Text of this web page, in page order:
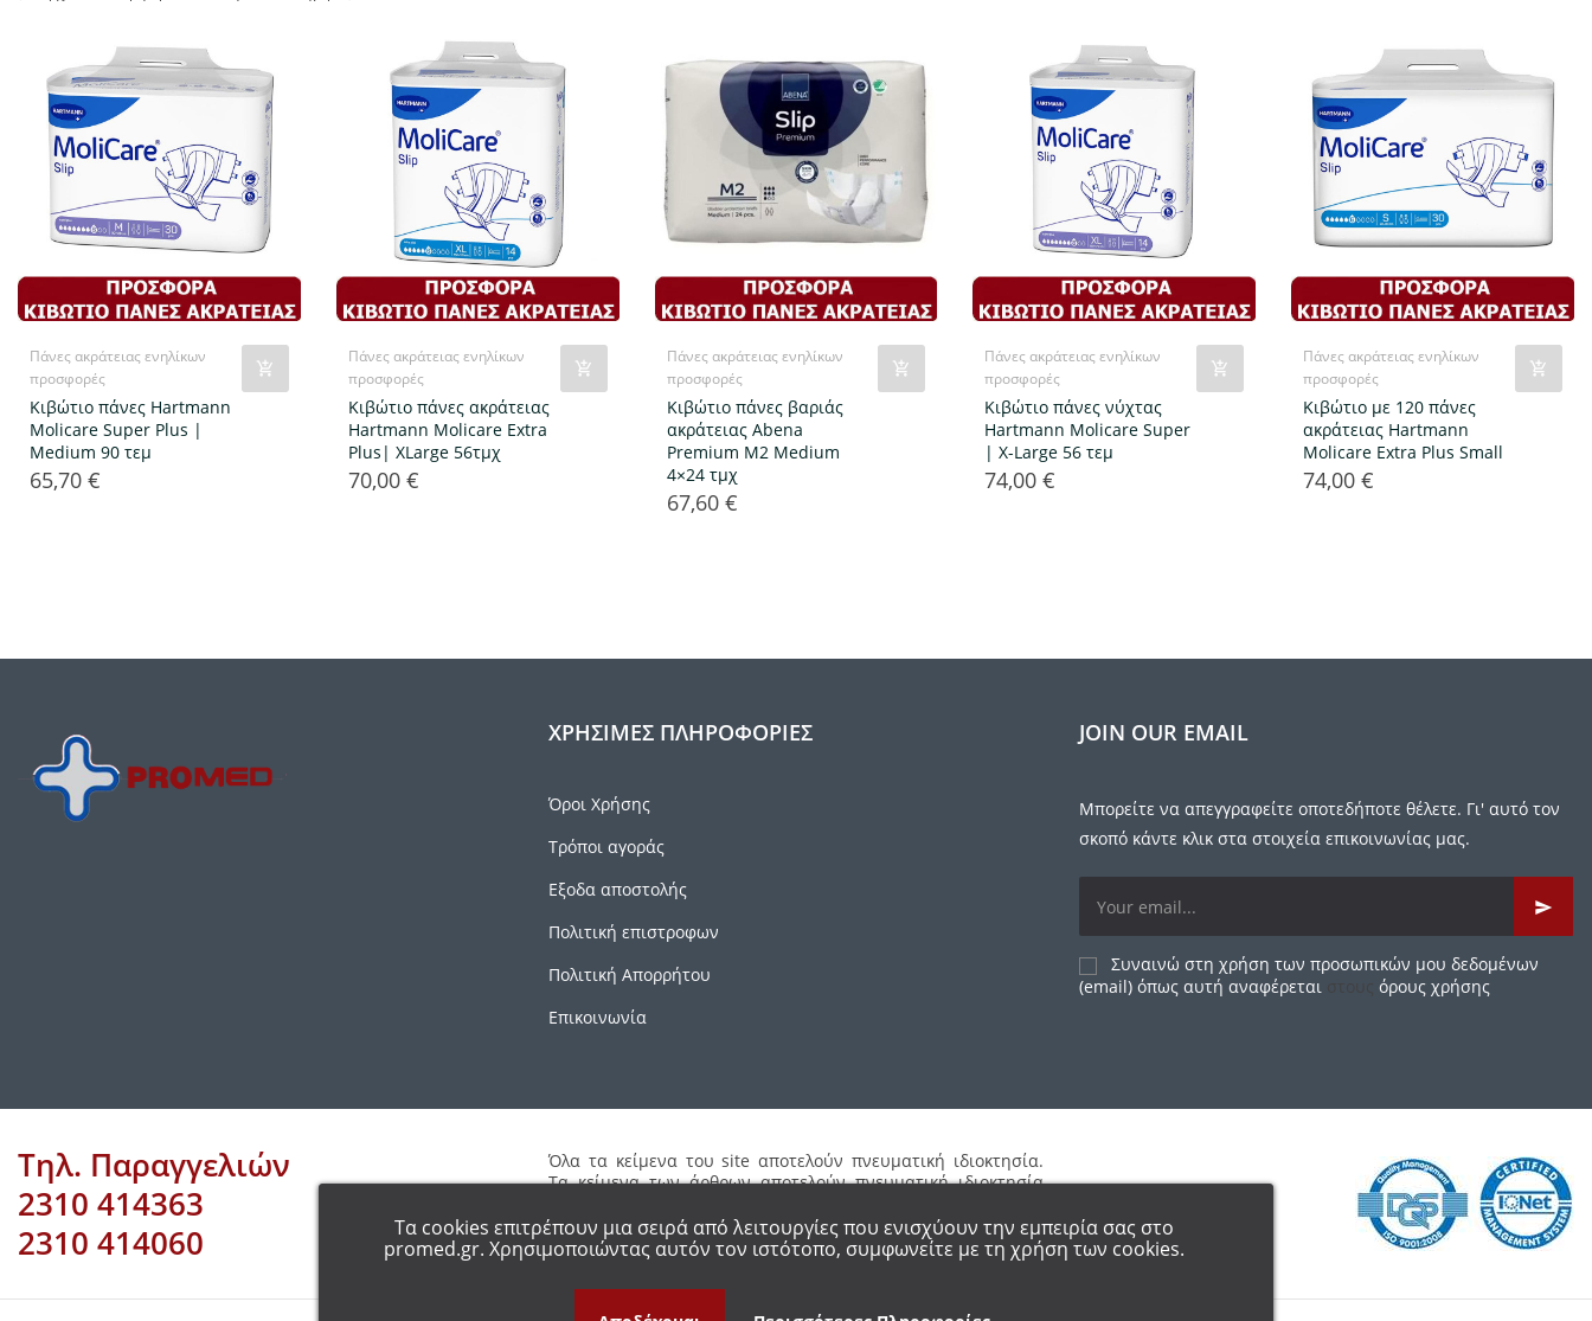
Τα cookies επιτρέπουν μια σειρά από λειτουργίες που ενισχύουν την εμπειρία σας στο
promed.gr. Χρησιμοποιώντας αυτόν τον ιστότοπο, συμφωνείτε με τη χρήση των cookies.
Πάνες ακράτειας ενηλίκων
προσφορές
Κιβώτιο πάνες Hartmann
Molicare Super Plus |
Medium 90 τεμ
Τιμή
65,70 €
Πάνες ακράτειας ενηλίκων
προσφορές
Κιβώτιο πάνες ακράτειας
Hartmann Molicare Extra
Plus| XLarge 56τμχ
Τιμή
70,00 €
Πάνες ακράτειας ενηλίκων
προσφορές
Κιβώτιο πάνες βαριάς
ακράτειας Abena
Premium Μ2 Medium
4×24 τμχ
Τιμή
67,60 €
Πάνες ακράτειας ενηλίκων
προσφορές
Κιβώτιο πάνες νύχτας
Hartmann Molicare Super
| X-Large 56 τεμ
Τιμή
74,00 €
Πάνες ακράτειας ενηλίκων
προσφορές
Κιβώτιο με 120 πάνες
ακράτειας Hartmann
Molicare Extra Plus Small
Τιμή
74,00 €
ΧΡΉΣΙΜΕΣ ΠΛΗΡΟΦΟΡΊΕΣ
Όροι Χρήσης
Τρόποι αγοράς
Εξοδα αποστολής
Πολιτική επιστροφων
Πολιτική Απορρήτου
Επικοινωνία
JOIN OUR EMAIL
Μπορείτε να απεγγραφείτε οποτεδήποτε θέλετε. Γι' αυτό τον
σκοπό κάντε κλικ στα στοιχεία επικοινωνίας μας.
Συναινώ στη χρήση των προσωπικών μου δεδομένων
(email) όπως αυτή αναφέρεται στους όρους χρήσης
Τηλ. Παραγγελιών
2310 414363
2310 414060
Όλα τα κείμενα του site αποτελούν πνευματική ιδιοκτησία.
Τα κείμενα των άρθρων αποτελούν πνευματική ιδιοκτησία
αναδημοσίευση μέρους ή ολόκληρου του περιεχομένου του
site χωρίς έγγραφη άδεια.